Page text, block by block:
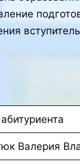
Валерия